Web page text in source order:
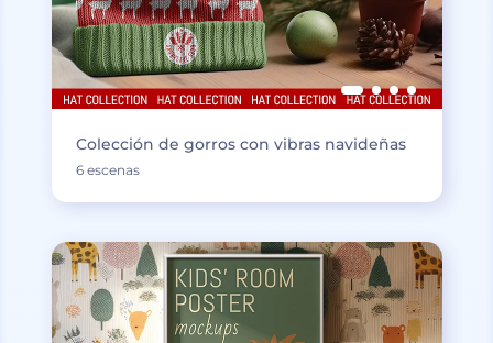
Colección de gorros con vibras navideñas
6 escenas